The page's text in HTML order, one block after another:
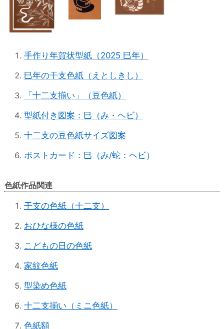
手作り年賀状型紙（2025 巳年）
巳年の干支色紙（えとしきし）
「十二支揃い」（豆色紙）
型紙付き図案：巳（み・ヘビ）
十二支の豆色紙サイズ図案
ポストカード：巳（み/蛇：ヘビ）
色紙作品関連
干支の色紙（十二支）
おひな様の色紙
こどもの日の色紙
家紋色紙
型染め色紙
十二支揃い（ミニ色紙）
色紙額